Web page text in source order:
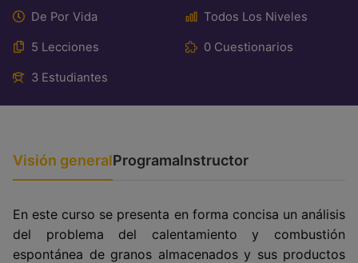
De Por Vida Todos Los Niveles
5 Lecciones 0 Cuestionarios
3 Estudiantes
Visión generalProgramaInstructor
En este curso se presenta en forma concisa un análisis
del problema del calentamiento y combustión
espontánea de granos almacenados y sus productos